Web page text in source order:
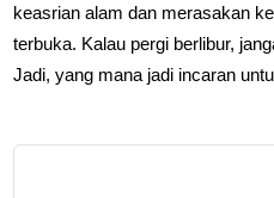
keasrian alam dan merasakan
terbuka. Kalau pergi berlibur,
Jadi, yang mana jadi incaran